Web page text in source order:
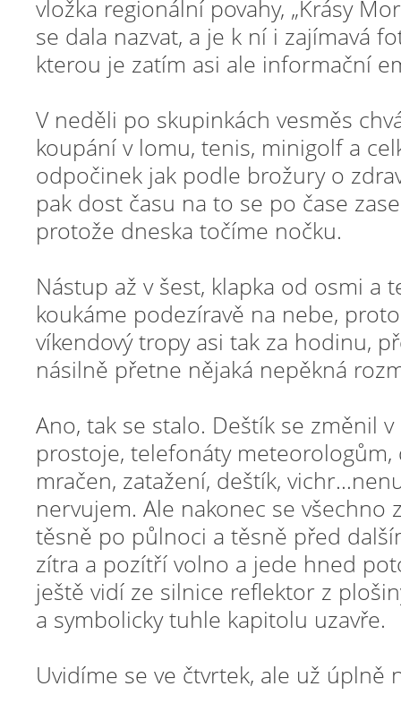
vložka regionální povahy, „Krásy
se dala nazvat, a je k ní i zajímavá
kterou je zatím asi ale informační
V neděli po skupinkách vesměs
koupání v lomu, tenis, minigolf a
odpočinek jak podle brožury o
pak dost času na to se po čase
protože dneska točíme nočku.
Nástup až v šest, klapka od osmi a
koukáme podezíravě na nebe,
víkendový tropy asi tak za hodinu,
násilně přetne nějaká nepěkná
Ano, tak se stalo. Deštík se změnil v
prostoje, telefonáty
mračen, zatažení, deštík,
nervujem. Ale nakonec se všechno
těsně po půlnoci a těsně před
zítra a pozítří volno a jede hned
ještě vidí ze silnice reflektor z
a symbolicky tuhle kapitolu uzavře.
Uvidíme se ve čtvrtek, ale už úplně